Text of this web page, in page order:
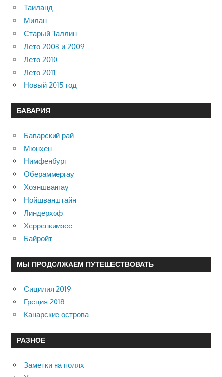
Таиланд
Милан
Старый Таллин
Лето 2008 и 2009
Лето 2010
Лето 2011
Новый 2015 год
БАВАРИЯ
Баварский рай
Мюнхен
Нимфенбург
Обераммергау
Хоэншвангау
Нойшванштайн
Линдерхоф
Херренкимзее
Байройт
МЫ ПРОДОЛЖАЕМ ПУТЕШЕСТВОВАТЬ
Сицилия 2019
Греция 2018
Канарские острова
РАЗНОЕ
Заметки на полях